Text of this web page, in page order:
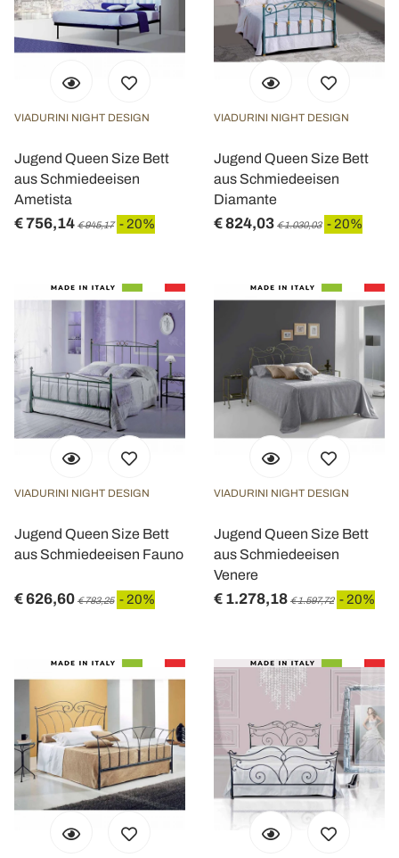
VIADURINI NIGHT DESIGN
Jugend Queen Size Bett
aus Schmiedeeisen
Ametista
€ 756,14 € 945,17 - 20%
VIADURINI NIGHT DESIGN
Jugend Queen Size Bett
aus Schmiedeeisen
Diamante
€ 824,03 € 1.030,03 - 20%
VIADURINI NIGHT DESIGN
Jugend Queen Size Bett
aus Schmiedeeisen Fauno
€ 626,60 € 783,25 - 20%
VIADURINI NIGHT DESIGN
Jugend Queen Size Bett
aus Schmiedeeisen
Venere
€ 1.278,18 € 1.597,72 - 20%